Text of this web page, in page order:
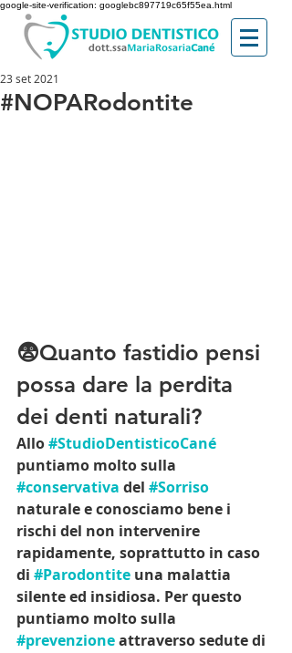
google-site-verification: googlebc897719c65f55ea.html
#NOPARodontite
23 set 2021
😨Quanto fastidio pensi
possa dare la perdita
dei denti naturali?
Allo #StudioDentisticoCané
puntiamo molto sulla
#conservativa del #Sorriso
naturale e conosciamo bene i
rischi del non intervenire
rapidamente, soprattutto in caso
di #Parodontite una malattia
silente ed insidiosa. Per questo
puntiamo molto sulla
#prevenzione attraverso sedute di